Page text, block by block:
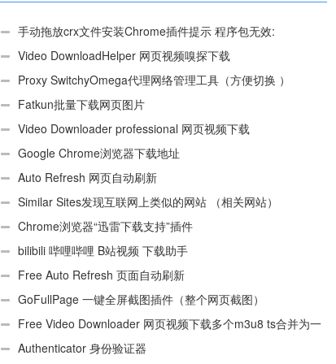
手动拖放crx文件安装Chrome插件提示 程序包无效:
“CEX_HEADER_INVALID”的解决办法
Video DownloadHelper 网页视频嗅探下载
Proxy SwitchyOmega代理网络管理工具（方便切换 ）
Fatkun批量下载网页图片
Video Downloader professional 网页视频下载
Google Chrome浏览器下载地址
Auto Refresh 网页自动刷新
Similar Sites发现互联网上类似的网站 （相关网站）
Chrome浏览器“迅雷下载支持”插件
bilibili 哔哩哔哩 B站视频 下载助手
Free Auto Refresh 页面自动刷新
GoFullPage 一键全屏截图插件（整个网页截图）
Free Video Downloader 网页视频下载多个m3u8 ts合并为一
个ts文件
Authenticator 身份验证器